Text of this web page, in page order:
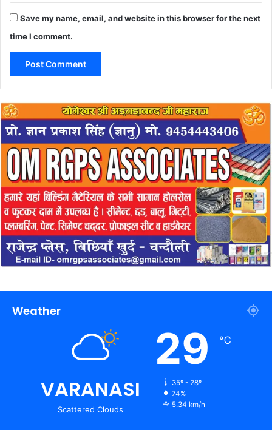
Save my name, email, and website in this browser for the next
time I comment.
Weather
VARANASI
Scattered Clouds
29 ℃
35º - 28º
74%
5.34 km/h